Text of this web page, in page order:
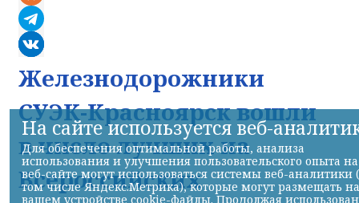
Железнодорожники
СУЭК-Красноярск вошли
в число лучших на
Всероссийских
На сайте используется веб-
Для обеспечения оптимальной работы, анализа
использования и улучшения пользовательского опыта на
веб-сайте могут использоваться системы веб-аналитики
том числе Яндекс.Метрика), которые могут размещать на
вашем устройстве cookie-файлы. Продолжая